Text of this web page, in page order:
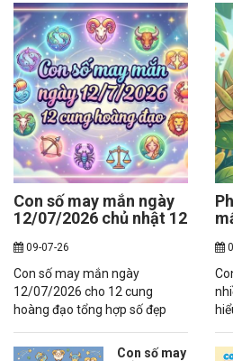
Con số may mắn ngày
12/07/2026 chủ nhật 12
09-07-26
Con số may mắn ngày
12/07/2026 cho 12 cung
hoàng đạo tổng hợp số đẹp
vận may, tài lộc và cơ hội trong
Con số may